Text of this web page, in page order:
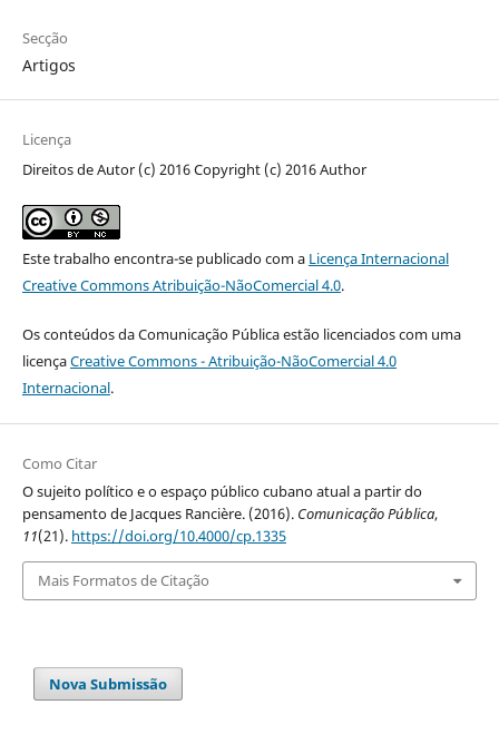
Secção
Artigos
Licença
Direitos de Autor (c) 2016 Copyright (c) 2016 Author
Este trabalho encontra-se publicado com a Licença Internacional
Creative Commons Atribuição-NãoComercial 4.0.
Os conteúdos da Comunicação Pública estão licenciados com uma
licençaCreative Commons - Atribuição-NãoComercial 4.0
Internacional.
Como Citar
O sujeito político e o espaço público cubano atual a partir do
pensamento de Jacques Rancière. (2016). Comunicação Pública,
11(21). https://doi.org/10.4000/cp.1335
Mais Formatos de Citação
Nova Submissão